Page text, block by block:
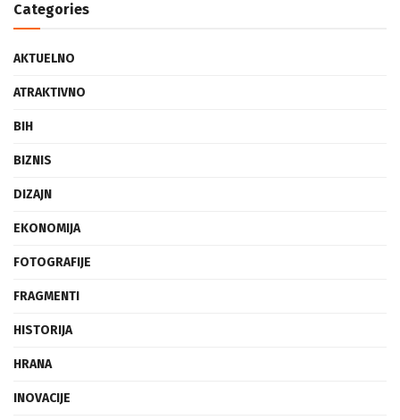
Categories
AKTUELNO
ATRAKTIVNO
BIH
BIZNIS
DIZAJN
EKONOMIJA
FOTOGRAFIJE
FRAGMENTI
HISTORIJA
HRANA
INOVACIJE